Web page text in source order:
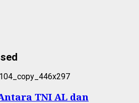
TNI AL dan